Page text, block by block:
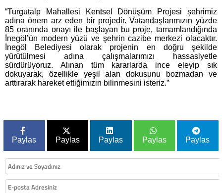
“Turgutalp Mahallesi Kentsel Dönüşüm Projesi şehrimiz
adına önem arz eden bir projedir. Vatandaşlarımızın yüzde
85 oranında onayı ile başlayan bu proje, tamamlandığında
İnegöl’ün modern yüzü ve şehrin cazibe merkezi olacaktır.
İnegöl Belediyesi olarak projenin en doğru şekilde
yürütülmesi adına çalışmalarımızı hassasiyetle
sürdürüyoruz. Alınan tüm kararlarda ince eleyip sık
dokuyarak, özellikle yeşil alan dokusunu bozmadan ve
arttırarak hareket ettiğimizin bilinmesini isteriz.”
Paylas Paylas Paylas Paylas Paylas